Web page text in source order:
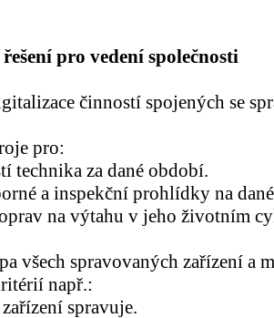
pro vedení společnosti
činností spojených se
pro:
technika za dané období.
a inspekční prohlídky na
na výtahu v jeho životním
všech spravovaných zařízení a
např.:
spravuje.